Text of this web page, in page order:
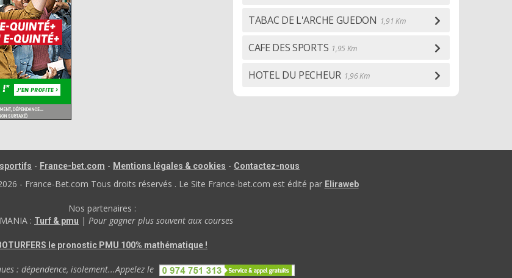
TABAC DE L'ARCHE GUEDON 1,91 Km
CAFE DES SPORTS 1,95 Km
HOTEL DU PECHEUR 1,96 Km
- France-bet.com - Mentions légales & cookies - Contactez-nous
- France-Bet.com Tous droits réservés . Le Site France-bet.com est édité par Eliraweb
Nos partenaires :
: Turf & pmu | Pour gagner plus souvent aux courses
le pronostic PMU 100% mathématique !
: dépendence, isolement...Appelez le